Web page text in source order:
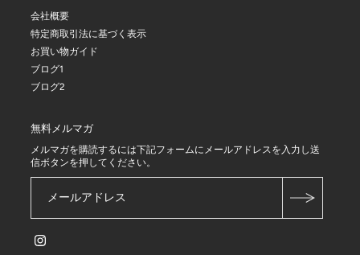
会社概要
特定商取引法に基づく表示
お買い物ガイド
ブログ1
ブログ2
無料メルマガ
メルマガを購読するには下記フォームにメールアドレスを入力し送
信ボタンを押してください。